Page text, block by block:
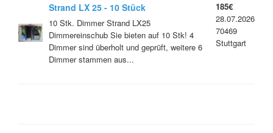
Strand LX 25 - 10 Stück
Dimmereinschub
10 Stk. Dimmer Strand LX25
Dimmereinschub Sie bieten auf 10 Stk! 4
Dimmer sind überholt und geprüft, weitere 6
Dimmer stammen aus...
185€
28.07.2026
70469
Stuttgart